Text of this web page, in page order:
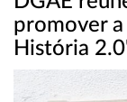
promover
História